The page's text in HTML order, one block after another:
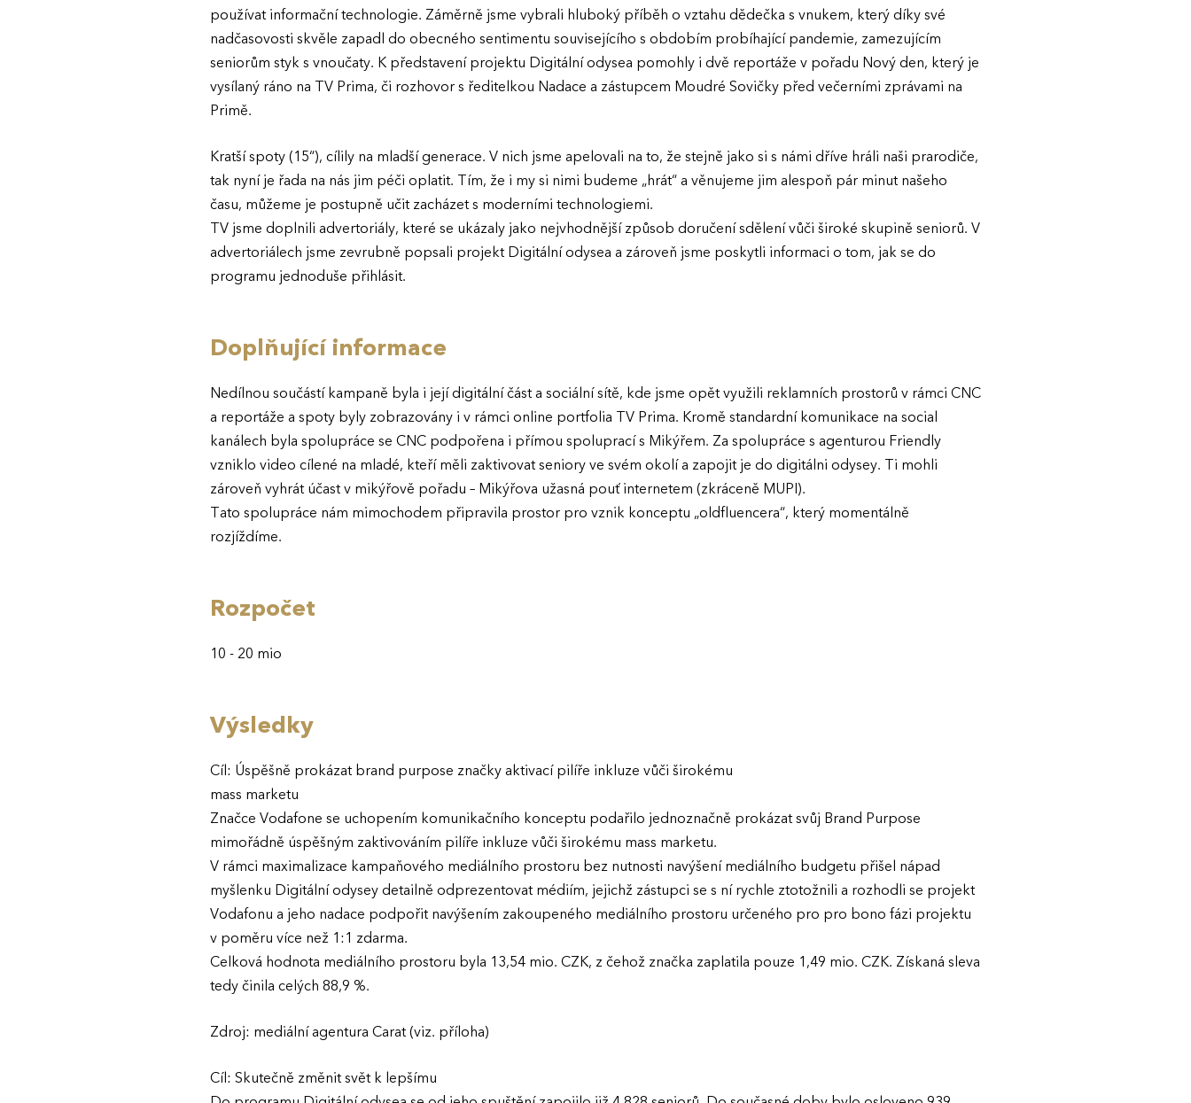
používat informační technologie. Záměrně jsme vybrali hluboký příběh o vztahu dědečka s vnukem, který díky své
nadčasovosti skvěle zapadl do obecného sentimentu souvisejícího s obdobím probíhající pandemie, zamezujícím
seniorům styk s vnoučaty. K představení projektu Digitální odysea pomohly i dvě reportáže v pořadu Nový den, který je
vysílaný ráno na TV Prima, či rozhovor s ředitelkou Nadace a zástupcem Moudré Sovičky před večerními zprávami na
Primě.
Kratší spoty (15“), cílily na mladší generace. V nich jsme apelovali na to, že stejně jako si s námi dříve hráli naši prarodiče,
tak nyní je řada na nás jim péči oplatit. Tím, že i my si nimi budeme „hrát“ a věnujeme jim alespoň pár minut našeho
času, můžeme je postupně učit zacházet s moderními technologiemi.
TV jsme doplnili advertoriály, které se ukázaly jako nejvhodnější způsob doručení sdělení vůči široké skupině seniorů. V
advertoriálech jsme zevrubně popsali projekt Digitální odysea a zároveň jsme poskytli informaci o tom, jak se do
programu jednoduše přihlásit.
Doplňující informace
Nedílnou součástí kampaně byla i její digitální část a sociální sítě, kde jsme opět využili reklamních prostorů v rámci CNC
a reportáže a spoty byly zobrazovány i v rámci online portfolia TV Prima. Kromě standardní komunikace na social
kanálech byla spolupráce se CNC podpořena i přímou spoluprací s Mikýřem. Za spolupráce s agenturou Friendly
vzniklo video cílené na mladé, kteří měli zaktivovat seniory ve svém okolí a zapojit je do digitálni odysey. Ti mohli
zároveň vyhrát účast v mikýřově pořadu – Mikýřova užasná pouť internetem (zkráceně MUPI).
Tato spolupráce nám mimochodem připravila prostor pro vznik konceptu „oldfluencera“, který momentálně
rozjíždíme.
Rozpočet
10 - 20 mio
Výsledky
Cíl: Úspěšně prokázat brand purpose značky aktivací pilíře inkluze vůči širokému
mass marketu
Značce Vodafone se uchopením komunikačního konceptu podařilo jednoznačně prokázat svůj Brand Purpose
mimořádně úspěšným zaktivováním pilíře inkluze vůči širokému mass marketu.
V rámci maximalizace kampaňového mediálního prostoru bez nutnosti navýšení mediálního budgetu přišel nápad
myšlenku Digitální odysey detailně odprezentovat médiím, jejichž zástupci se s ní rychle ztotožnili a rozhodli se projekt
Vodafonu a jeho nadace podpořit navýšením zakoupeného mediálního prostoru určeného pro pro bono fázi projektu
v poměru více než 1:1 zdarma.
Celková hodnota mediálního prostoru byla 13,54 mio. CZK, z čehož značka zaplatila pouze 1,49 mio. CZK. Získaná sleva
tedy činila celých 88,9 %.
Zdroj: mediální agentura Carat (viz. příloha)
Cíl: Skutečně změnit svět k lepšímu